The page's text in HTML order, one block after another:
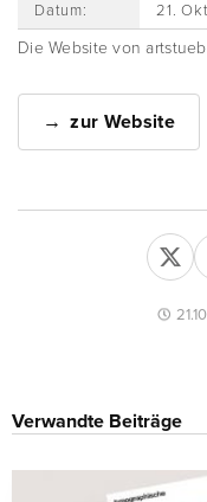
Datum: 21.
Die Website von
zur Website
Verwandte Beiträge